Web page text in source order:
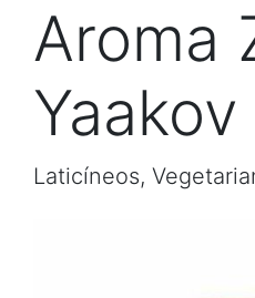
Aroma
Yaakov
Laticíneos,